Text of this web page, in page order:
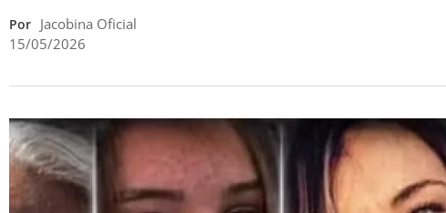
Por Jacobina Oficial
15/05/2026